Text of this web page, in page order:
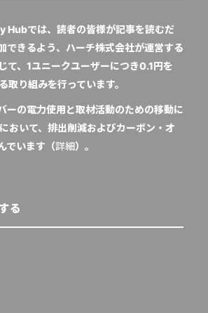
では、読者の皆様が記事を読むだ
できるよう、ハーチ株式会社が運営する
て、1ユニークユーザーにつき0.1円を
取り組みを行っています。
ーの電力使用と取材活動のための移動に
おいて、排出削減およびカーボン・オ
でいます（詳細）。
る